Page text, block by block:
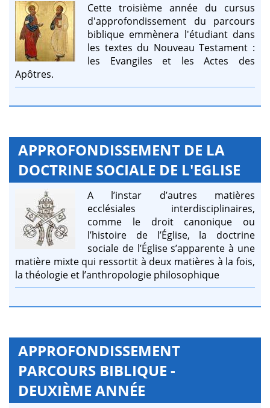
Cette troisième année du cursus
d'approfondissement du parcours
biblique emmènera l'étudiant dans
les textes du Nouveau Testament :
les Evangiles et les Actes des
Apôtres.
APPROFONDISSEMENT DE LA
DOCTRINE SOCIALE DE L'EGLISE
A l’instar d’autres matières
ecclésiales interdisciplinaires,
comme le droit canonique ou
l’histoire de l’Église, la doctrine
sociale de l’Église s’apparente à une
matière mixte qui ressortit à deux matières à la fois,
la théologie et l’anthropologie philosophique
APPROFONDISSEMENT
PARCOURS BIBLIQUE -
DEUXIÈME ANNÉE